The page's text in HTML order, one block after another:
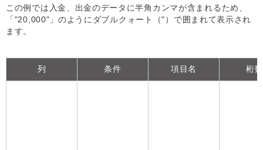
この例では入金、出金のデータに半角カンマが含まれるため、
「"20,000"」のようにダブルクォート（"）で囲まれて表示され
ます。
列 条件 項目名 桁数